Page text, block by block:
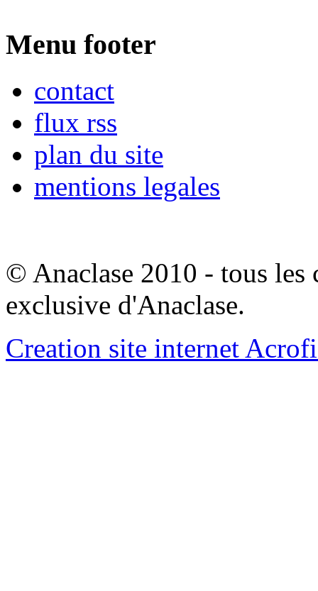
Menu footer
contact
flux rss
plan du site
mentions legales
© Anaclase 2010 - tous les
exclusive d'Anaclase.
Creation site internet